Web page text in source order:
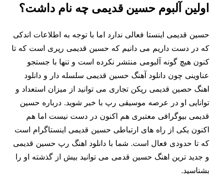
اولین آلبوم حسین قدیمی چه نام داشت؟
حسین قدیمی اینستا فعالی ندارد اما با توجه به اطلاعات اندکی
که در دست داریم می دانیم که حسین قدیمی رپری است که تا
کنون هیچ گونه آلبومی منتشر نکرده است و تنها با جستجو
عناوینی چون دانلود آهنگ حسین قدیمی سلسله دار و دانلود
اهنگ حصین قدیمی رپکن تجاری می توانید از میزان استعداد و
توانایی او در عرصه موسیقی رپ با خبر شوید. درباره حسین
قدیمی بیوگرافی معتبری هم اکنون در دست نیست اما هم
اکنون یکی از راه های ارتباطی حسین قدیمی اینستاگرام است
که تا حدودی فعال است. شما با دانلود اهنگ رپ حسین قدیمی
و جدید ترین اهنگ حسین قدمی می توانید بیش از گذشته او را
بشناسید‌.